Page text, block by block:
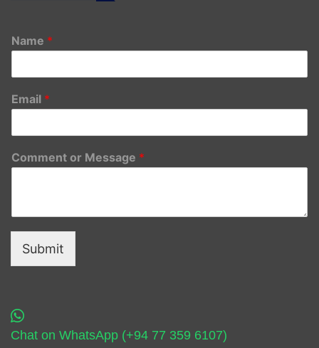
Name *
Email *
Comment or Message *
Submit
Chat on WhatsApp (+94 77 359 6107)